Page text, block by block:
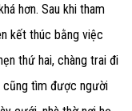
hơn. Sau khi tham
kết thúc bằng việc
thứ hai, chàng trai đi
cũng tìm được người